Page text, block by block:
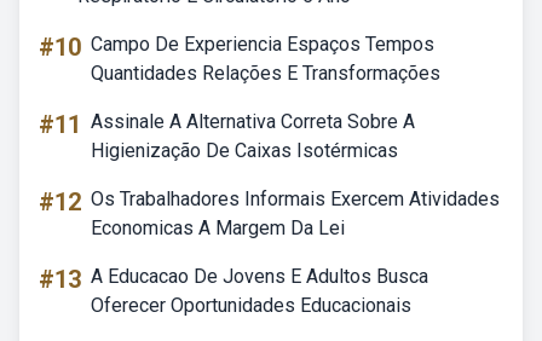
#10 Campo De Experiencia Espaços Tempos
Quantidades Relações E Transformações
#11 Assinale A Alternativa Correta Sobre A
Higienização De Caixas Isotérmicas
#12 Os Trabalhadores Informais Exercem Atividades
Economicas A Margem Da Lei
#13 A Educacao De Jovens E Adultos Busca
Oferecer Oportunidades Educacionais